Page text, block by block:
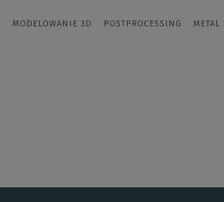
MODELOWANIE 3D POSTPROCESSING METAL